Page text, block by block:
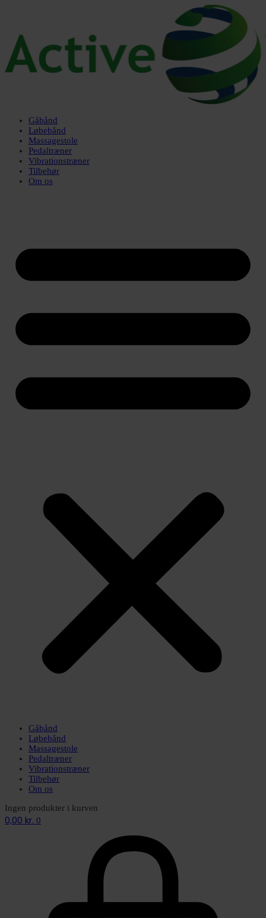
Gåbånd
Løbebånd
Massagestole
Pedaltræner
Vibrationstræner
Tilbehør
Om os
Gåbånd
Løbebånd
Massagestole
Pedaltræner
Vibrationstræner
Tilbehør
Om os
Ingen produkter i kurven
0,00 kr. 0